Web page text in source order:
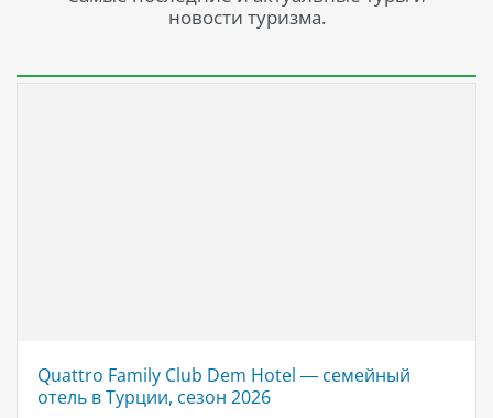
новости туризма.
Quattro Family Club Dem Hotel — семейный
отель в Турции, сезон 2026